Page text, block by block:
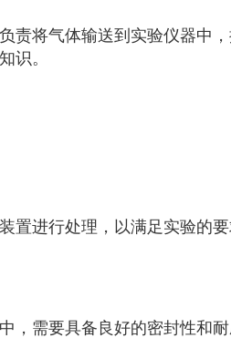
责将气体输送到实验仪器中
识。
置进行处理，以满足实验的要
，需要具备良好的密封性和